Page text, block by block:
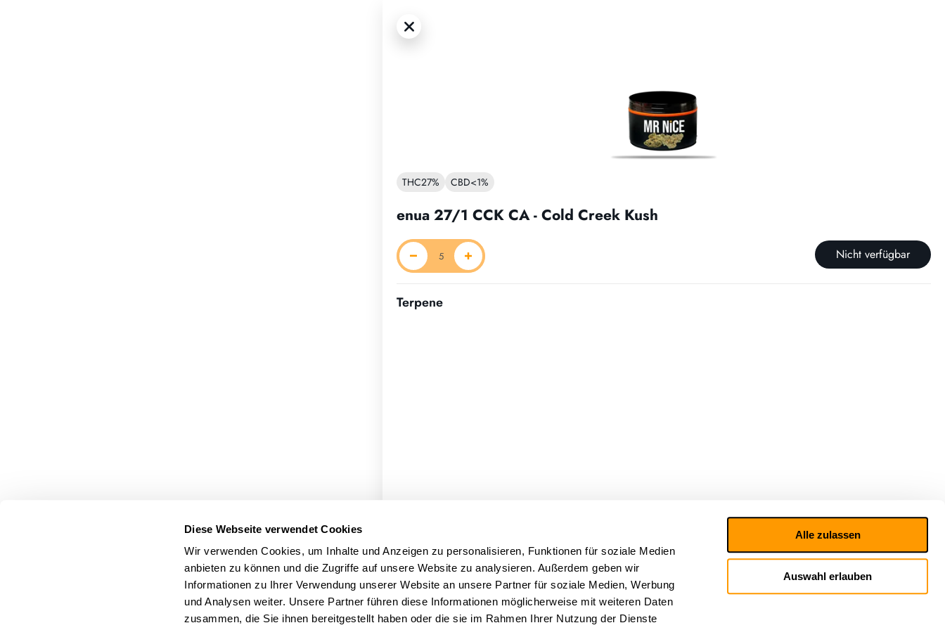
Diese Webseite verwendet Cookies
Wir verwenden Cookies, um Inhalte und Anzeigen zu personalisieren, Funktionen für soziale Medien
anbieten zu können und die Zugriffe auf unsere Website zu analysieren. Außerdem geben wir
Informationen zu Ihrer Verwendung unserer Website an unsere Partner für soziale Medien, Werbung
und Analysen weiter. Unsere Partner führen diese Informationen möglicherweise mit weiteren Daten
zusammen, die Sie ihnen bereitgestellt haben oder die sie im Rahmen Ihrer Nutzung der Dienste
Alle zulassen
Auswahl erlauben
THC27% CBD<1%
enua 27/1 CCK CA - Cold Creek Kush
Nicht verfügbar
Terpene